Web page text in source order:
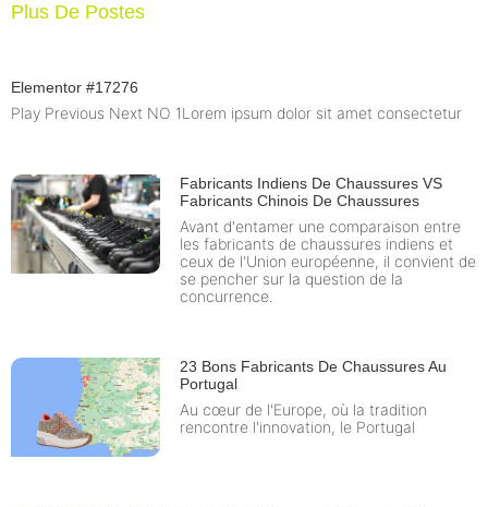
Plus De Postes
Elementor #17276
Play Previous Next NO 1Lorem ipsum dolor sit amet consectetur
Fabricants Indiens De Chaussures VS
Fabricants Chinois De Chaussures
Avant d'entamer une comparaison entre
les fabricants de chaussures indiens et
ceux de l'Union européenne, il convient de
se pencher sur la question de la
concurrence.
23 Bons Fabricants De Chaussures Au
Portugal
Au cœur de l'Europe, où la tradition
rencontre l'innovation, le Portugal